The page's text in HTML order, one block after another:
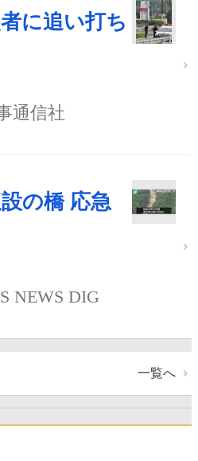
に追い打ち
通信社
の橋 応急
NEWS DIG
一覧へ